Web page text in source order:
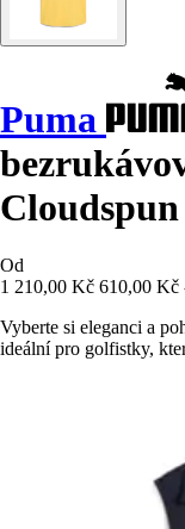
Puma
Cloudspun
Od
1 210,00 Kč 610,00 Kč
Vyberte si eleganci a
ideální pro golfistky,